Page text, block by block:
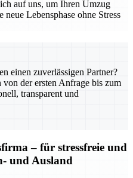
auf uns, um Ihren Umzug
Lebensphase ohne Stress
einen zuverlässigen Partner?
von der ersten Anfrage bis zum
transparent und
– für stressfreie und
und Ausland